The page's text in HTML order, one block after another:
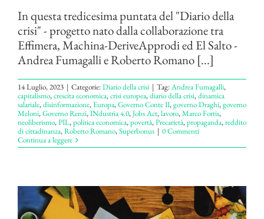
In questa tredicesima puntata del "Diario della
crisi" - progetto nato dalla collaborazione tra
Effimera, Machina-DeriveApprodi ed El Salto -
Andrea Fumagalli e Roberto Romano [...]
14 Luglio, 2023 | Categorie:Diario della crisi | Tag:Andrea Fumagalli,
capitalismo,crescita economica,crisi europea,diario della crisi,dinamica
salariale,disinformazione,Europa,Governo Conte II,governo Draghi,governo
Meloni,Governo Renzi,INdustria 4.0,Jobs Act,lavoro,Marco Fortis,
neoliberismo,PIL,politica economica,povertà,Precarietà,propaganda,reddito
di cittadinanza,Roberto Romano,Superbonus | 0 Commenti
Continua a leggere